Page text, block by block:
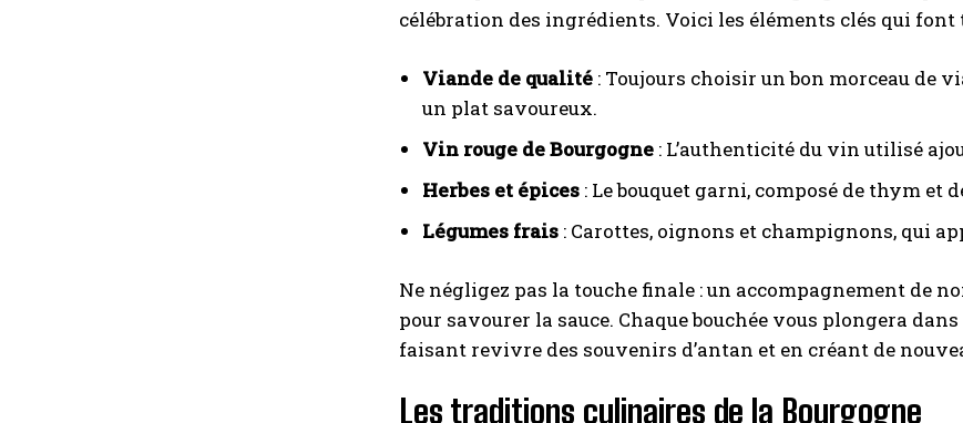
célébration des ingrédients. Voici les éléments clés qui font
Viande de qualité : Toujours choisir un bon morceau de
un plat savoureux.
Vin rouge de Bourgogne : L’authenticité du vin utilisé
Herbes et épices : Le bouquet garni, composé de thym
Légumes frais : Carottes, oignons et champignons, qui
Ne négligez pas la touche finale : un accompagnement de
pour savourer la sauce. Chaque bouchée vous plongera
faisant revivre des souvenirs d’antan et en créant de
Les traditions culinaires de la Bourgogne